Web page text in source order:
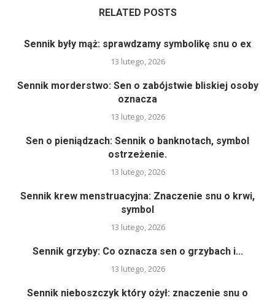
RELATED POSTS
Sennik były mąż: sprawdzamy symbolikę snu o ex
13 lutego, 2026
Sennik morderstwo: Sen o zabójstwie bliskiej osoby
oznacza
13 lutego, 2026
Sen o pieniądzach: Sennik o banknotach, symbol
ostrzeżenie.
13 lutego, 2026
Sennik krew menstruacyjna: Znaczenie snu o krwi,
symbol
13 lutego, 2026
Sennik grzyby: Co oznacza sen o grzybach i...
13 lutego, 2026
Sennik nieboszczyk który ożył: znaczenie snu o